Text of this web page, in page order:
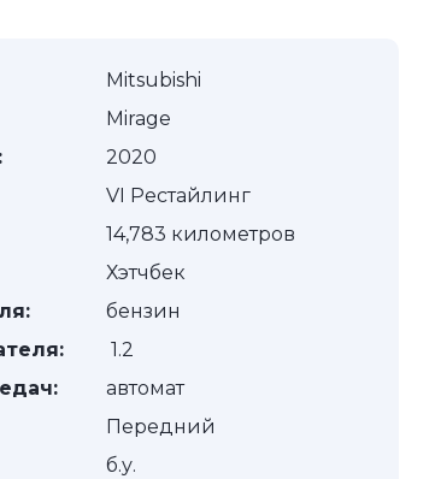
Mitsubishi
Mirage
2020
VI Рестайлинг
14,783 километров
Хэтчбек
бензин
1.2
автомат
Передний
б.у.